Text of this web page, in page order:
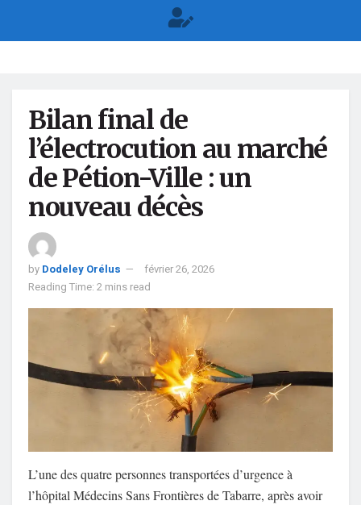
Bilan final de
l’électrocution au marché
de Pétion-Ville : un
nouveau décès
by Dodeley Orélus
février 26, 2026
Reading Time: 2 mins read
L’une des quatre personnes transportées d’urgence à
l’hôpital Médecins Sans Frontières de Tabarre, après avoir